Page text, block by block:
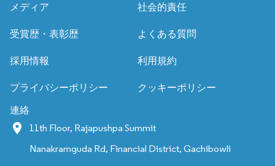
メディア 社会的責任
受賞歴・表彰歴 よくある質問
採用情報 利用規約
プライバシーポリシー クッキーポリシー
連絡
11th Floor, Rajapushpa Summit
Nanakramguda Rd, Financial District, Gachibowli